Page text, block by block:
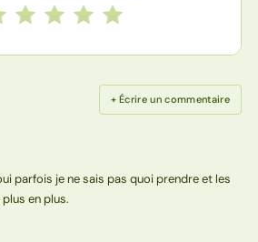
cette recette de 1 à 5 étoiles
5 étoiles
4 étoiles
3 étoiles
2 étoiles
étoile
+ Écrire un commentaire
parfois je ne sais pas quoi prendre et les
en plus.